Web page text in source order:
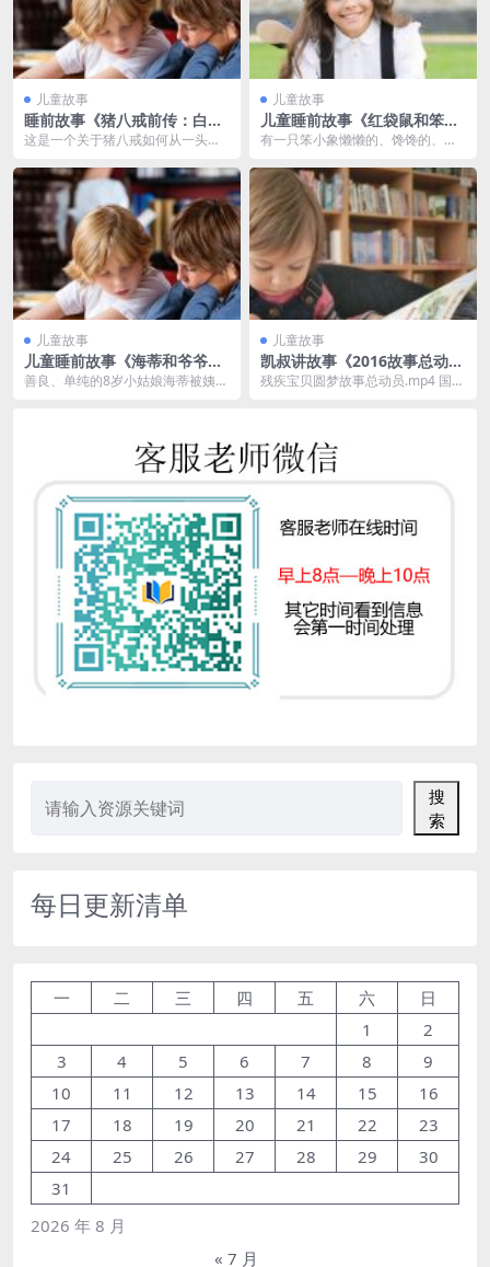
儿童故事
睡前故事《猪八戒前传：白吃
历险记》MP3免费打包 保林叔
这是一个关于猪八戒如何从一头普
自我，最终成长为天蓬...
儿童故事
儿童睡前故事《红袋鼠和笨小
象》MP3免费下载
有一只笨小象懒懒的、馋馋的、脏
他们来照顾，忽然有一...
儿童故事
儿童睡前故事《海蒂和爷爷》
MP3免费打包 28集
善良、单纯的8岁小姑娘海蒂被姨妈
儿童故事
凯叔讲故事《2016故事总动
员》视频MP4免费网盘
残疾宝贝圆梦故事总动员.mp4 国安
搜
索
每日更新清单
2026 年 8 月
一 二 三 四 五 六
日
1
2
3
4 5 6 7 8
9
10
11 12 13 14 15
16
17
18 19 20 21 22
23
24
25 26 27 28 29
30
31
« 7 月